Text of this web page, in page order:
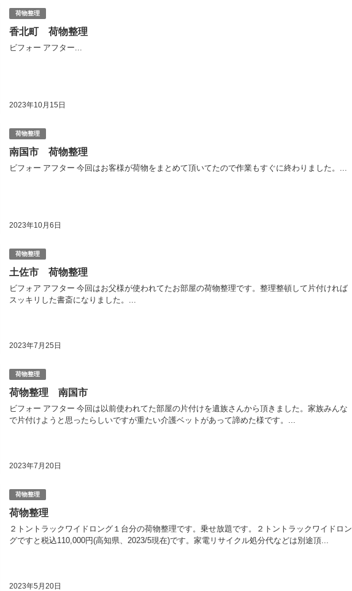
荷物整理
香北町 荷物整理
2023年10月15日
ビフォー アフター...
荷物整理
南国市 荷物整理
2023年10月6日
ビフォー アフター 今回はお客様が荷物をまとめて頂いてたので作業もすぐに終わりました。...
荷物整理
土佐市 荷物整理
2023年7月25日
ビフォア アフター 今回はお父様が使われてたお部屋の荷物整理です。整理整頓して片付ければ
スッキリした書斎になりました。...
荷物整理
荷物整理 南国市
2023年7月20日
ビフォー アフター 今回は以前使われてた部屋の片付けを遺族さんから頂きました。家族みんな
で片付けようと思ったらしいですが重たい介護ベットがあって諦めた様です。...
荷物整理
荷物整理
2023年5月20日
２トントラックワイドロング１台分の荷物整理です。乗せ放題です。２トントラックワイドロン
グですと税込110,000円(高知県、2023/5現在)です。家電リサイクル処分代などは別途頂...